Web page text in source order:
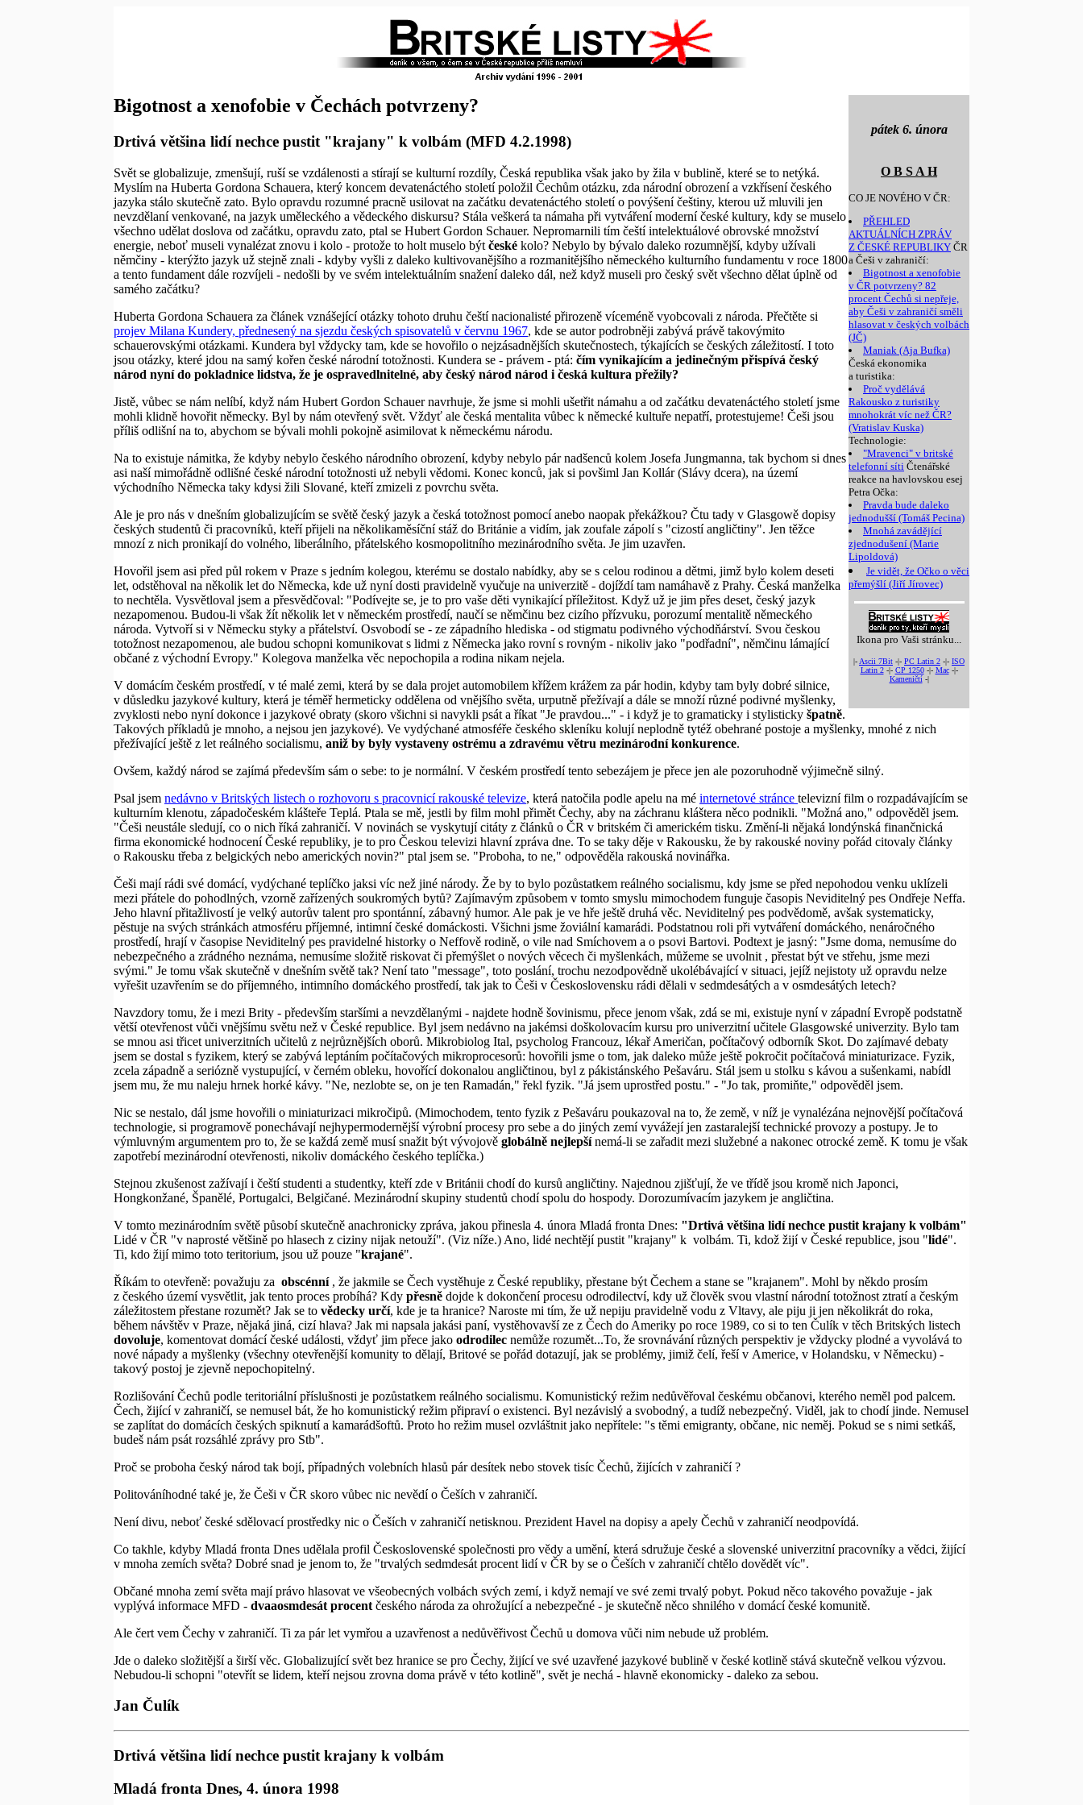
pátek 6. února
O B S A H
CO JE NOVÉHO V ČR:
PŘEHLED
AKTUÁLNÍCH ZPRÁV
Z ČESKÉ REPUBLIKY ČR
a Češi v zahraničí:
Bigotnost a xenofobie
v ČR potvrzeny? 82
procent Čechů si nepřeje,
aby Češi v zahraničí směli
hlasovat v českých volbách
(JČ)
Maniak (Aja Bufka)
Česká ekonomika
a turistika:
Proč vydělává
Rakousko z turistiky
mnohokrát víc než ČR?
(Vratislav Kuska)
Technologie:
"Mravenci" v britské
telefonní síti Čtenářské
reakce na havlovskou esej
Petra Očka:
Pravda bude daleko
jednodušší (Tomáš Pecina)
Mnohá zavádějící
zjednodušení (Marie
Lipoldová)
Je vidět, že Očko o věci
přemýšlí (Jiří Jírovec)
Ikona pro Vaši stránku...
|- Ascii 7Bit -|- PC Latin 2 -|- ISO
Latin 2-|- CP 1250-|- Mac-|-
Kameničtí-|
Bigotnost a xenofobie v Čechách potvrzeny?
Drtivá většina lidí nechce pustit "krajany" k volbám (MFD 4.2.1998)
Svět se globalizuje, zmenšují, ruší se vzdálenosti a stírají se kulturní rozdíly, Česká republika však jako by žila v bublině, které se to netýká.
Myslím na Huberta Gordona Schauera, který koncem devatenáctého století položil Čechům otázku, zda národní obrození a vzkřísení českého
jazyka stálo skutečně zato. Bylo opravdu rozumné pracně usilovat na začátku devatenáctého století o povýšení češtiny, kterou už mluvili jen
nevzdělaní venkované, na jazyk uměleckého a vědeckého diskursu? Stála veškerá ta námaha při vytváření moderní české kultury, kdy se muselo
všechno udělat doslova od začátku, opravdu zato, ptal se Hubert Gordon Schauer. Nepromarnili tím čeští intelektuálové obrovské množství
energie, neboť museli vynalézat znovu i kolo - protože to holt muselo být české kolo? Nebylo by bývalo daleko rozumnější, kdyby užívali
němčiny - kterýžto jazyk už stejně znali - kdyby vyšli z daleko kultivovanějšího a rozmanitějšího německého kulturního fundamentu v roce 1800
a tento fundament dále rozvíjeli - nedošli by ve svém intelektuálním snažení daleko dál, než když museli pro český svět všechno dělat úplně od
samého začátku?
Huberta Gordona Schauera za článek vznášející otázky tohoto druhu čeští nacionalisté přirozeně víceméně vyobcovali z národa. Přečtěte si
projev Milana Kundery, přednesený na sjezdu českých spisovatelů v červnu 1967, kde se autor podrobněji zabývá právě takovýmito
schauerovskými otázkami. Kundera byl vždycky tam, kde se hovořilo o nejzásadnějších skutečnostech, týkajících se českých záležitostí. I toto
jsou otázky, které jdou na samý kořen české národní totožnosti. Kundera se - právem - ptá: čím vynikajícím a jedinečným přispívá český
národ nyní do pokladnice lidstva, že je ospravedlnitelné, aby český národ národ i česká kultura přežily?
Jistě, vůbec se nám nelíbí, když nám Hubert Gordon Schauer navrhuje, že jsme si mohli ušetřit námahu a od začátku devatenáctého století jsme
mohli klidně hovořit německy. Byl by nám otevřený svět. Vždyť ale česká mentalita vůbec k německé kultuře nepatří, protestujeme! Češi jsou
příliš odlišní na to, abychom se bývali mohli pokojně asimilovat k německému národu.
Na to existuje námitka, že kdyby nebylo českého národního obrození, kdyby nebylo pár nadšenců kolem Josefa Jungmanna, tak bychom si dnes
asi naší mimořádně odlišné české národní totožnosti už nebyli vědomi. Konec konců, jak si povšiml Jan Kollár (Slávy dcera), na území
východního Německa taky kdysi žili Slované, kteří zmizeli z povrchu světa.
Ale je pro nás v dnešním globalizujícím se světě český jazyk a česká totožnost pomocí anebo naopak překážkou? Čtu tady v Glasgowě dopisy
českých studentů či pracovníků, kteří přijeli na několikaměsíční stáž do Británie a vidím, jak zoufale zápolí s "cizostí angličtiny". Jen těžce
mnozí z nich pronikají do volného, liberálního, přátelského kosmopolitního mezinárodního světa. Je jim uzavřen.
Hovořil jsem asi před půl rokem v Praze s jedním kolegou, kterému se dostalo nabídky, aby se s celou rodinou a dětmi, jimž bylo kolem deseti
let, odstěhoval na několik let do Německa, kde už nyní dosti pravidelně vyučuje na univerzitě - dojíždí tam namáhavě z Prahy. Česká manželka
to nechtěla. Vysvětloval jsem a přesvědčoval: "Podívejte se, je to pro vaše děti vynikající příležitost. Když už je jim přes deset, český jazyk
nezapomenou. Budou-li však žít několik let v německém prostředí, naučí se němčinu bez cizího přízvuku, porozumí mentalitě německého
národa. Vytvoří si v Německu styky a přátelství. Osvobodí se - ze západního hlediska - od stigmatu podivného východňárství. Svou českou
totožnost nezapomenou, ale budou schopni komunikovat s lidmi z Německa jako rovní s rovným - nikoliv jako "podřadní", němčinu lámající
občané z východní Evropy." Kolegova manželka věc nepochopila a rodina nikam nejela.
V domácím českém prostředí, v té malé zemi, která by se dala projet automobilem křížem krážem za pár hodin, kdyby tam byly dobré silnice,
v důsledku jazykové kultury, která je téměř hermeticky oddělena od vnějšího světa, urputně přežívají a dále se množí různé podivné myšlenky,
zvyklosti nebo nyní dokonce i jazykové obraty (skoro všichni si navykli psát a říkat "Je pravdou..." - i když je to gramaticky i stylisticky špatně.
Takových příkladů je mnoho, a nejsou jen jazykové). Ve vydýchané atmosféře českého skleníku kolují neplodně tytéž obehrané postoje a myšlenky, mnohé z nich
přežívající ještě z let reálného socialismu, aniž by byly vystaveny ostrému a zdravému větru mezinárodní konkurence.
Ovšem, každý národ se zajímá především sám o sebe: to je normální. V českém prostředí tento sebezájem je přece jen ale pozoruhodně výjimečně silný.
Psal jsem nedávno v Britských listech o rozhovoru s pracovnicí rakouské televize, která natočila podle apelu na mé internetové stránce televizní film o rozpadávajícím se
kulturním klenotu, západočeském klášteře Teplá. Ptala se mě, jestli by film mohl přimět Čechy, aby na záchranu kláštera něco podnikli. "Možná ano," odpověděl jsem.
"Češi neustále sledují, co o nich říká zahraničí. V novinách se vyskytují citáty z článků o ČR v britském či americkém tisku. Změní-li nějaká londýnská finančnická
firma ekonomické hodnocení České republiky, je to pro Českou televizi hlavní zpráva dne. To se taky děje v Rakousku, že by rakouské noviny pořád citovaly články
o Rakousku třeba z belgických nebo amerických novin?" ptal jsem se. "Proboha, to ne," odpověděla rakouská novinářka.
Češi mají rádi své domácí, vydýchané teplíčko jaksi víc než jiné národy. Že by to bylo pozůstatkem reálného socialismu, kdy jsme se před nepohodou venku uklízeli
mezi přátele do pohodlných, vzorně zařízených soukromých bytů? Zajímavým způsobem v tomto smyslu mimochodem funguje časopis Neviditelný pes Ondřeje Neffa.
Jeho hlavní přitažlivostí je velký autorův talent pro spontánní, zábavný humor. Ale pak je ve hře ještě druhá věc. Neviditelný pes podvědomě, avšak systematicky,
pěstuje na svých stránkách atmosféru příjemné, intimní české domáckosti. Všichni jsme žoviální kamarádi. Podstatnou roli při vytváření domáckého, nenáročného
prostředí, hrají v časopise Neviditelný pes pravidelné historky o Neffově rodině, o vile nad Smíchovem a o psovi Bartovi. Podtext je jasný: "Jsme doma, nemusíme do
nebezpečného a zrádného neznáma, nemusíme složitě riskovat či přemýšlet o nových věcech či myšlenkách, můžeme se uvolnit , přestat být ve střehu, jsme mezi
svými." Je tomu však skutečně v dnešním světě tak? Není tato "message", toto poslání, trochu nezodpovědně ukolébávající v situaci, jejíž nejistoty už opravdu nelze
vyřešit uzavřením se do příjemného, intimního domáckého prostředí, tak jak to Češi v Československu rádi dělali v sedmdesátých a v osmdesátých letech?
Navzdory tomu, že i mezi Brity - především staršími a nevzdělanými - najdete hodně šovinismu, přece jenom však, zdá se mi, existuje nyní v západní Evropě podstatně
větší otevřenost vůči vnějšímu světu než v České republice. Byl jsem nedávno na jakémsi doškolovacím kursu pro univerzitní učitele Glasgowské univerzity. Bylo tam
se mnou asi třicet univerzitních učitelů z nejrůznějších oborů. Mikrobiolog Ital, psycholog Francouz, lékař Američan, počítačový odborník Skot. Do zajímavé debaty
jsem se dostal s fyzikem, který se zabývá leptáním počítačových mikroprocesorů: hovořili jsme o tom, jak daleko může ještě pokročit počítačová miniaturizace. Fyzik,
zcela západně a seriózně vystupující, v černém obleku, hovořící dokonalou angličtinou, byl z pákistánského Pešaváru. Stál jsem u stolku s kávou a sušenkami, nabídl
jsem mu, že mu naleju hrnek horké kávy. "Ne, nezlobte se, on je ten Ramadán," řekl fyzik. "Já jsem uprostřed postu." - "Jo tak, promiňte," odpověděl jsem.
Nic se nestalo, dál jsme hovořili o miniaturizaci mikročipů. (Mimochodem, tento fyzik z Pešaváru poukazoval na to, že země, v níž je vynalézána nejnovější počítačová
technologie, si programově ponechávají nejhypermodernější výrobní procesy pro sebe a do jiných zemí vyvážejí jen zastaralejší technické provozy a postupy. Je to
výmluvným argumentem pro to, že se každá země musí snažit být vývojově globálně nejlepšínemá-li se zařadit mezi služebné a nakonec otrocké země. K tomu je však
zapotřebí mezinárodní otevřenosti, nikoliv domáckého českého teplíčka.)
Stejnou zkušenost zažívají i čeští studenti a studentky, kteří zde v Británii chodí do kursů angličtiny. Najednou zjišťují, že ve třídě jsou kromě nich Japonci,
Hongkonžané, Španělé, Portugalci, Belgičané. Mezinárodní skupiny studentů chodí spolu do hospody. Dorozumívacím jazykem je angličtina.
V tomto mezinárodním světě působí skutečně anachronicky zpráva, jakou přinesla 4. února Mladá fronta Dnes: "Drtivá většina lidí nechce pustit krajany k volbám"
Lidé v ČR "v naprosté většině po hlasech z ciziny nijak netouží". (Viz níže.) Ano, lidé nechtějí pustit "krajany" k volbám. Ti, kdož žijí v České republice, jsou "lidé".
Ti, kdo žijí mimo toto teritorium, jsou už pouze "krajané".
Říkám to otevřeně: považuju za obscénní, že jakmile se Čech vystěhuje z České republiky, přestane být Čechem a stane se "krajanem". Mohl by někdo prosím
z českého území vysvětlit, jak tento proces probíhá? Kdy přesně dojde k dokončení procesu odrodilectví, kdy už člověk svou vlastní národní totožnost ztratí a českým
záležitostem přestane rozumět? Jak se to vědecky určí, kde je ta hranice? Naroste mi tím, že už nepiju pravidelně vodu z Vltavy, ale piju ji jen několikrát do roka,
během návštěv v Praze, nějaká jiná, cizí hlava? Jak mi napsala jakási paní, vystěhovavší ze z Čech do Ameriky po roce 1989, co si to ten Čulík v těch Britských listech
dovoluje, komentovat domácí české události, vždyť jim přece jako odrodilec nemůže rozumět...To, že srovnávání různých perspektiv je vždycky plodné a vyvolává to
nové nápady a myšlenky (všechny otevřenější komunity to dělají, Britové se pořád dotazují, jak se problémy, jimiž čelí, řeší v Americe, v Holandsku, v Německu) -
takový postoj je zjevně nepochopitelný.
Rozlišování Čechů podle teritoriální příslušnosti je pozůstatkem reálného socialismu. Komunistický režim nedůvěřoval českému občanovi, kterého neměl pod palcem.
Čech, žijící v zahraničí, se nemusel bát, že ho komunistický režim připraví o existenci. Byl nezávislý a svobodný, a tudíž nebezpečný. Viděl, jak to chodí jinde. Nemusel
se zaplítat do domácích českých spiknutí a kamarádšoftů. Proto ho režim musel ozvláštnit jako nepřítele: "s těmi emigranty, občane, nic neměj. Pokud se s nimi setkáš,
budeš nám psát rozsáhlé zprávy pro Stb".
Proč se proboha český národ tak bojí, případných volebních hlasů pár desítek nebo stovek tisíc Čechů, žijících v zahraničí ?
Politováníhodné také je, že Češi v ČR skoro vůbec nic nevědí o Češích v zahraničí.
Není divu, neboť české sdělovací prostředky nic o Češích v zahraničí netisknou. Prezident Havel na dopisy a apely Čechů v zahraničí neodpovídá.
Co takhle, kdyby Mladá fronta Dnes udělala profil Československé společnosti pro vědy a umění, která sdružuje české a slovenské univerzitní pracovníky a vědci, žijící
v mnoha zemích světa? Dobré snad je jenom to, že "trvalých sedmdesát procent lidí v ČR by se o Češích v zahraničí chtělo dovědět víc".
Občané mnoha zemí světa mají právo hlasovat ve všeobecných volbách svých zemí, i když nemají ve své zemi trvalý pobyt. Pokud něco takového považuje - jak
vyplývá informace MFD - dvaaosmdesát procent českého národa za ohrožující a nebezpečné - je skutečně něco shnilého v domácí české komunitě.
Ale čert vem Čechy v zahraničí. Ti za pár let vymřou a uzavřenost a nedůvěřivost Čechů u domova vůči nim nebude už problém.
Jde o daleko složitější a širší věc. Globalizující svět bez hranice se pro Čechy, žijící ve své uzavřené jazykové bublině v české kotlině stává skutečně velkou výzvou.
Nebudou-li schopni "otevřít se lidem, kteří nejsou zrovna doma právě v této kotlině", svět je nechá - hlavně ekonomicky - daleko za sebou.
Jan Čulík
Drtivá většina lidí nechce pustit krajany k volbám
Mladá fronta Dnes, 4. února 1998